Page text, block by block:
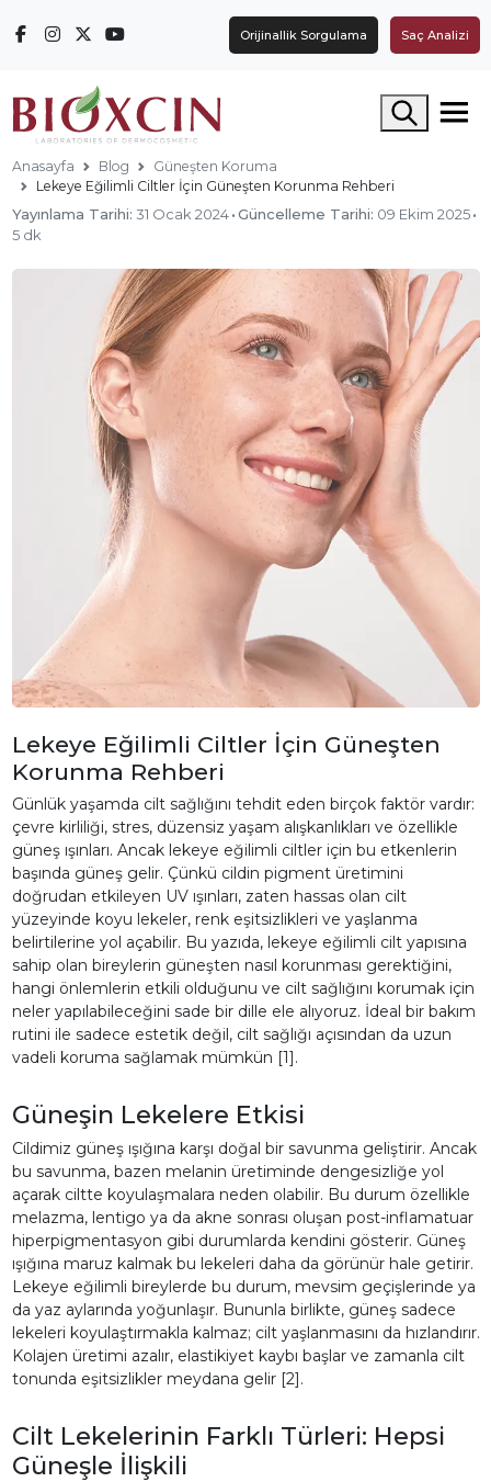
Orijinallik Sorgulama Saç Analizi
Arama yap
Anasayfa Blog
Güneşten Koruma
Lekeye Eğilimli Ciltler İçin Güneşten Korunma Rehberi
Yayınlama Tarihi: 31 Ocak 2024 ·Güncelleme Tarihi: 09 Ekim 2025 ·
5 dk
Lekeye Eğilimli Ciltler İçin Güneşten
Korunma Rehberi
Günlük yaşamda cilt sağlığını tehdit eden birçok faktör vardır:
çevre kirliliği, stres, düzensiz yaşam alışkanlıkları ve özellikle
güneş ışınları. Ancak lekeye eğilimli ciltler için bu etkenlerin
başında güneş gelir. Çünkü cildin pigment üretimini
doğrudan etkileyen UV ışınları, zaten hassas olan cilt
yüzeyinde koyu lekeler, renk eşitsizlikleri ve yaşlanma
belirtilerine yol açabilir. Bu yazıda, lekeye eğilimli cilt yapısına
sahip olan bireylerin güneşten nasıl korunması gerektiğini,
hangi önlemlerin etkili olduğunu ve cilt sağlığını korumak için
neler yapılabileceğini sade bir dille ele alıyoruz. İdeal bir bakım
rutini ile sadece estetik değil, cilt sağlığı açısından da uzun
vadeli koruma sağlamak mümkün [1].
Güneşin Lekelere Etkisi
Cildimiz güneş ışığına karşı doğal bir savunma geliştirir. Ancak
bu savunma, bazen melanin üretiminde dengesizliğe yol
açarak ciltte koyulaşmalara neden olabilir. Bu durum özellikle
melazma, lentigo ya da akne sonrası oluşan post-inflamatuar
hiperpigmentasyon gibi durumlarda kendini gösterir. Güneş
ışığına maruz kalmak bu lekeleri daha da görünür hale getirir.
Lekeye eğilimli bireylerde bu durum, mevsim geçişlerinde ya
da yaz aylarında yoğunlaşır. Bununla birlikte, güneş sadece
lekeleri koyulaştırmakla kalmaz; cilt yaşlanmasını da hızlandırır.
Kolajen üretimi azalır, elastikiyet kaybı başlar ve zamanla cilt
tonunda eşitsizlikler meydana gelir [2].
Cilt Lekelerinin Farklı Türleri: Hepsi
Güneşle İlişkili